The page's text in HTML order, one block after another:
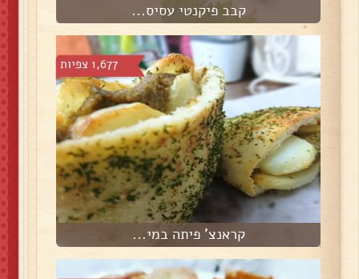
קבב פיקנטי עסיס...
1,677 צפיות
קראנצ' פיתה במי...